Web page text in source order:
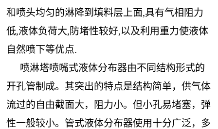
和喷头均匀的淋降到填料层上面,具有气相阻力
低,液体负荷大,防堵性较好,以及利用重力使液体
自然喷下等优点.
喷淋塔喷嘴式液体分布器由不同结构形式的
开孔管制成。其突出的特点是结构简单，供气体
流过的自由截面大，阻力小。但小孔易堵塞，弹
性一般较小。管式液体分布器使用十分广泛，多